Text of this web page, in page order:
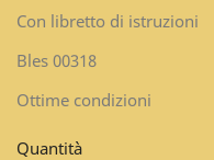
Con libretto di istruzioni
Bles 00318
Ottime condizioni
Quantità